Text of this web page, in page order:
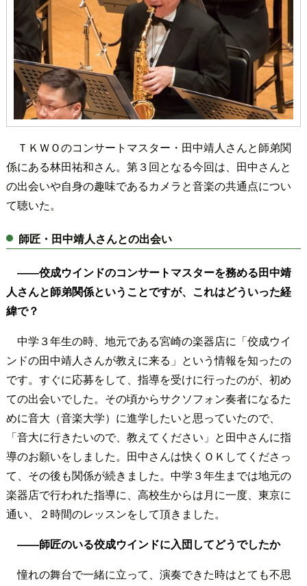
ＴＫＷＯのコンサートマスター・田中靖人さんと師弟関
係にある林田祐和さん。第３回となる今回は、田中さんと
の出会いや自身の趣味であるカメラと音楽の共通点につい
て聴いた。
師匠・田中靖人さんとの出会い
――佼成ウインドのコンサートマスターを務める田中靖
人さんと師弟関係ということですが、これはどういった経
緯で？
中学３年生の時、地元である宮崎の楽器店に「佼成ウイ
ンドの田中靖人さんが教えに来る」という情報を知ったの
です。すぐに応募をして、指導を受けに行ったのが、初め
ての出会いでした。その頃からサクソフォン奏者になるた
めに音大（音楽大学）に進学したいと思っていたので、
「音大に行きたいので、教えてください」と田中さんに指
導のお願いをしました。田中さんは快くＯＫしてくださっ
て、その後も関係が続きました。中学３年生までは地元の
楽器店で行われた指導に、高校生からは月に一度、東京に
通い、２時間のレッスンをして頂きました。
――師匠のいる佼成ウインドに入団してどうでしたか
憧れの舞台で一緒に立って、演奏できた時はとても不思